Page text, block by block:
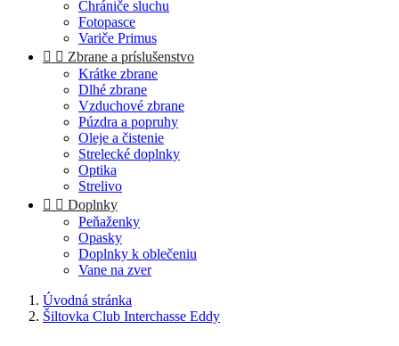
Chrániče sluchu
Fotopasce
Variče Primus
  Zbrane a príslušenstvo
Krátke zbrane
Dlhé zbrane
Vzduchové zbrane
Púzdra a popruhy
Oleje a čistenie
Strelecké doplnky
Optika
Strelivo
  Doplnky
Peňaženky
Opasky
Doplnky k oblečeniu
Vane na zver
Úvodná stránka
Šiltovka Club Interchasse Eddy